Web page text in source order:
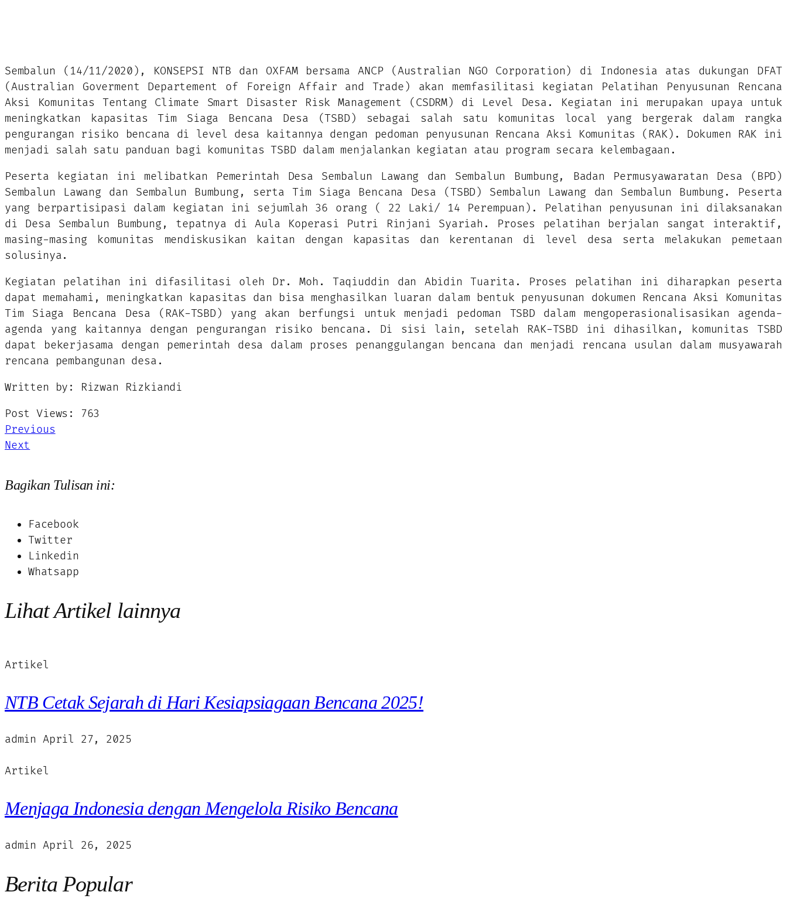
Sembalun (14/11/2020), KONSEPSI NTB dan OXFAM bersama ANCP (Australian NGO Corporation) di Indonesia atas dukungan DFAT
(Australian Goverment Departement of Foreign Affair and Trade) akan memfasilitasi kegiatan Pelatihan Penyusunan Rencana
Aksi Komunitas Tentang Climate Smart Disaster Risk Management (CSDRM) di Level Desa. Kegiatan ini merupakan upaya untuk
meningkatkan kapasitas Tim Siaga Bencana Desa (TSBD) sebagai salah satu komunitas local yang bergerak dalam rangka
pengurangan risiko bencana di level desa kaitannya dengan pedoman penyusunan Rencana Aksi Komunitas (RAK). Dokumen RAK ini
menjadi salah satu panduan bagi komunitas TSBD dalam menjalankan kegiatan atau program secara kelembagaan.
Peserta kegiatan ini melibatkan Pemerintah Desa Sembalun Lawang dan Sembalun Bumbung, Badan Permusyawaratan Desa (BPD)
Sembalun Lawang dan Sembalun Bumbung, serta Tim Siaga Bencana Desa (TSBD) Sembalun Lawang dan Sembalun Bumbung. Peserta
yang berpartisipasi dalam kegiatan ini sejumlah 36 orang ( 22 Laki/ 14 Perempuan). Pelatihan penyusunan ini dilaksanakan
di Desa Sembalun Bumbung, tepatnya di Aula Koperasi Putri Rinjani Syariah. Proses pelatihan berjalan sangat interaktif,
masing-masing komunitas mendiskusikan kaitan dengan kapasitas dan kerentanan di level desa serta melakukan pemetaan
solusinya.
Kegiatan pelatihan ini difasilitasi oleh Dr. Moh. Taqiuddin dan Abidin Tuarita. Proses pelatihan ini diharapkan peserta
dapat memahami, meningkatkan kapasitas dan bisa menghasilkan luaran dalam bentuk penyusunan dokumen Rencana Aksi Komunitas
Tim Siaga Bencana Desa (RAK-TSBD) yang akan berfungsi untuk menjadi pedoman TSBD dalam mengoperasionalisasikan agenda-
agenda yang kaitannya dengan pengurangan risiko bencana. Di sisi lain, setelah RAK-TSBD ini dihasilkan, komunitas TSBD
dapat bekerjasama dengan pemerintah desa dalam proses penanggulangan bencana dan menjadi rencana usulan dalam musyawarah
rencana pembangunan desa.
Written by: Rizwan Rizkiandi
Post Views:
763
Previous
Next
Bagikan Tulisan ini:
Facebook
Twitter
Linkedin
Whatsapp
Lihat Artikel lainnya
Artikel
NTB Cetak Sejarah di Hari Kesiapsiagaan Bencana 2025!
admin April 27, 2025
Artikel
Menjaga Indonesia dengan Mengelola Risiko Bencana
admin April 26, 2025
Berita Popular